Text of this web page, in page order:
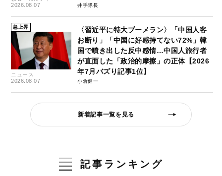
2026.08.07
井手隊長
急上昇
ニュース
2026.08.07
〈習近平に特大ブーメラン〉「中国人客
お断り」「中国に好感持てない72%」韓
国で噴き出した反中感情…中国人旅行者
が直面した「政治的摩擦」の正体【2026
年7月バズり記事1位】
小倉健一
新着記事一覧を見る
記事ランキング